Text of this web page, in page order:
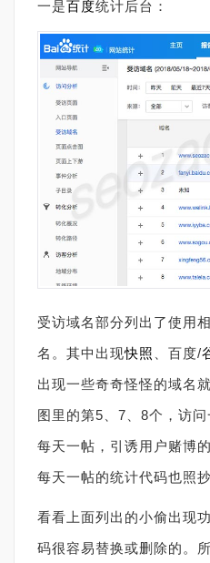
一是百度统计后台：
受访域名部分列出了使用
名。其中出现快照 、百度/
出现一些奇奇怪怪的域名
图里的第5、7、8个，访
每天一帖，引诱用户赌博
每天一帖的统计代码也照抄
看看上面列出的小偷出现
码很容易替换或删除的。